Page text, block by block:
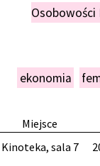
Miejsce
Kinoteka, sala 7
Osobowości
ekonomia